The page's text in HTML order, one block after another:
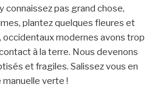
connaissez pas grand chose,
plantez quelques fleures et
occidentaux modernes avons trop
à la terre. Nous devenons
et fragiles. Salissez vous en
verte !